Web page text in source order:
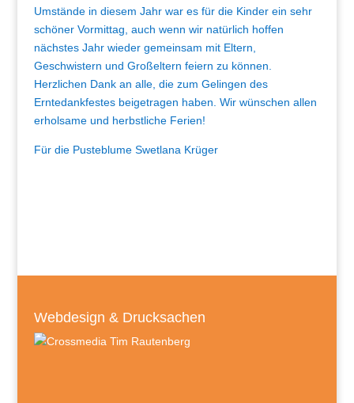
Umstände in diesem Jahr war es für die Kinder ein sehr
schöner Vormittag, auch wenn wir natürlich hoffen
nächstes Jahr wieder gemeinsam mit Eltern,
Geschwistern und Großeltern feiern zu können.
Herzlichen Dank an alle, die zum Gelingen des
Erntedankfestes beigetragen haben. Wir wünschen allen
erholsame und herbstliche Ferien!
Für die Pusteblume Swetlana Krüger
Webdesign & Drucksachen